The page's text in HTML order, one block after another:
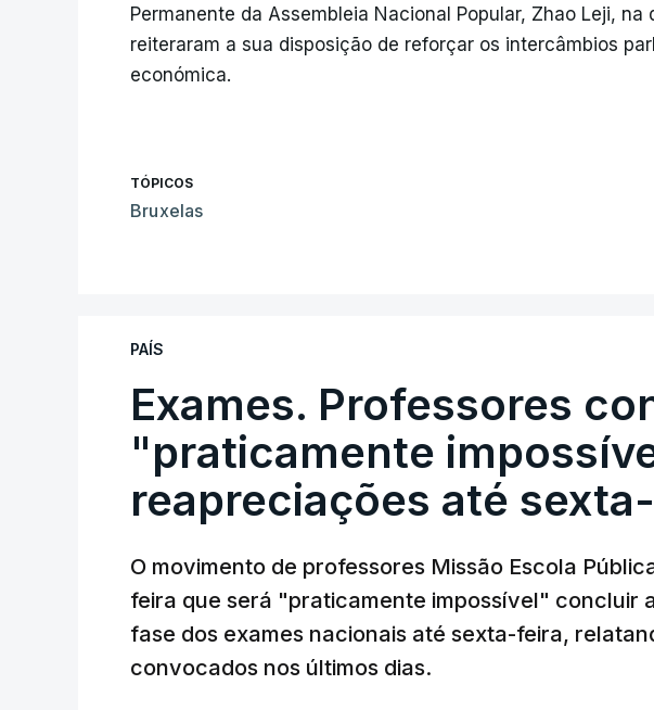
Permanente da Assembleia Nacional Popular, Zhao Leji, na
reiteraram a sua disposição de reforçar os intercâmbios
económica.
TÓPICOS
Bruxelas
PAÍS
Exames. Professores
"praticamente
reapreciações até
O movimento de professores Missão Escola
feira que será "praticamente impossível" concluir
fase dos exames nacionais até sexta-feira,
convocados nos últimos dias.